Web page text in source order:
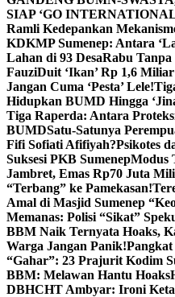
SIAP ‘GO
Ramli Kedepankan
KDKMP Sumenep: Antara
Lahan di 93 DesaRabu
FauziDuit ‘Ikan’ Rp 1,6
Jangan Cuma ‘Pesta’ Lele!
Hidupkan BUMD Hingga
Tiga Raperda: Antara
BUMDSatu-Satunya
Fifi Sofiati Afifiyah?Psikotes
Suksesi PKB SumenepModus
Jambret, Emas Rp70 Juta
“Terbang” ke Pamekasan!
Amal di Masjid Sumenep
Memanas: Polisi “Sikat”
BBM Naik Ternyata Hoaks,
Warga Jangan Panik!
“Gahar”: 23 Prajurit Kodim
BBM: Melawan Hantu Hoaks
DBHCHT Ambyar: Ironi